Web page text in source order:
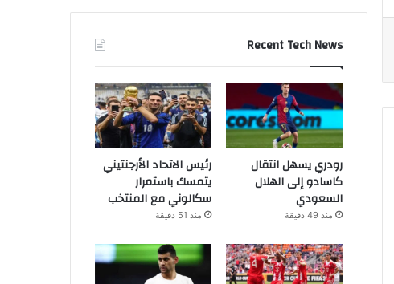
Recent Tech News
رودري يسهل انتقال
كاسادو إلى الهلال
السعودي
منذ 49 دقيقة
رئيس الاتحاد الأرجنتيني
يتمسك باستمرار
سكالوني مع المنتخب
منذ 51 دقيقة